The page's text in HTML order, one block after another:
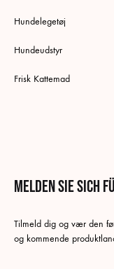
Hundelegetøj
Hundeudstyr
Frisk Kattemad
Melden Sie sich
Tilmeld dig og vær den
og kommende